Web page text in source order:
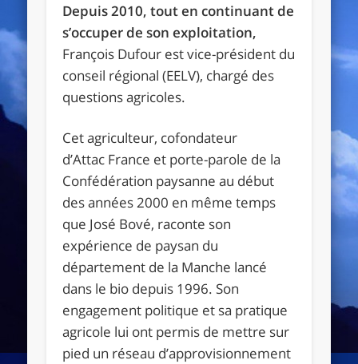
Depuis 2010, tout en continuant de
s’occuper de son exploitation,
François Dufour est vice-président du
conseil régional (EELV), chargé des
questions agricoles.
Cet agriculteur, cofondateur
d’Attac France et porte-parole de la
Confédération paysanne au début
des années 2000 en même temps
que José Bové, raconte son
expérience de paysan du
département de la Manche lancé
dans le bio depuis 1996. Son
engagement politique et sa pratique
agricole lui ont permis de mettre sur
pied un réseau d’approvisionnement